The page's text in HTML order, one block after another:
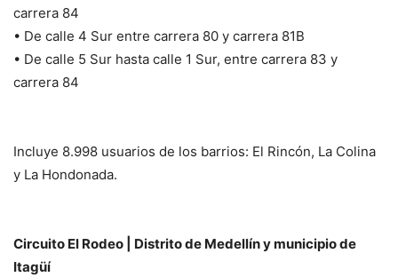
carrera 84
• De calle 4 Sur entre carrera 80 y carrera 81B
• De calle 5 Sur hasta calle 1 Sur, entre carrera 83 y
carrera 84
Incluye 8.998 usuarios de los barrios: El Rincón, La Colina
y La Hondonada.
Circuito El Rodeo | Distrito de Medellín y municipio de
Itagüí